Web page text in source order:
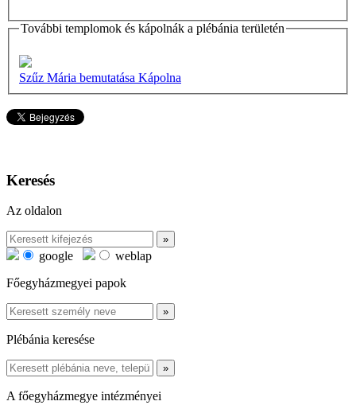
További templomok és kápolnák a plébánia területén
Szűz Mária bemutatása Kápolna
Keresés
Az oldalon
google
weblap
Főegyházmegyei papok
Plébánia keresése
A főegyházmegye intézményei